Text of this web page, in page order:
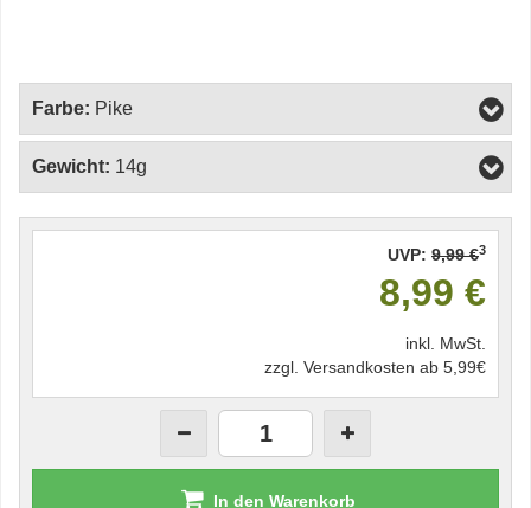
Farbe: Pike
Gewicht: 14g
UVP: 9,99 €3
8,99 €
inkl. MwSt.
zzgl. Versandkosten ab 5,99€
In den Warenkorb